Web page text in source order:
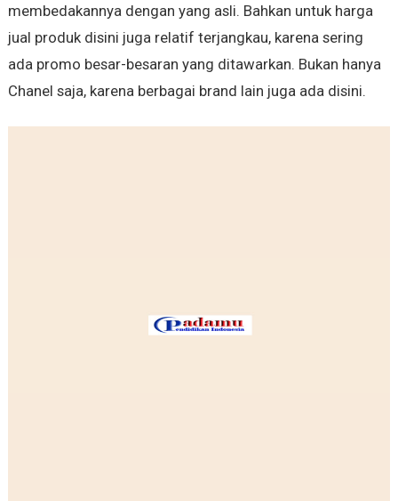
membedakannya dengan yang asli. Bahkan untuk harga
jual produk disini juga relatif terjangkau, karena sering
ada promo besar-besaran yang ditawarkan. Bukan hanya
Chanel saja, karena berbagai brand lain juga ada disini.